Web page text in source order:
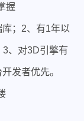
握
；2、有1年以
3、对3D引擎有
发者优先。